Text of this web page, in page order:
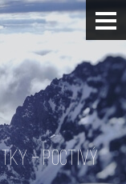
– POCTIVÝ